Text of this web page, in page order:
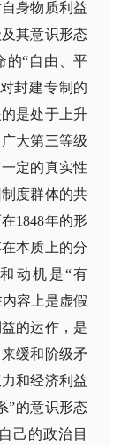
身物质利益
其意识形态
的“自由、平
封建专制的
是处于上升
大第三等级
定的真实性
度群体的共
1848年的形
本质上的分
动机是“有
容上是虚假
的运作，是
缓和阶级矛
和经济利益
”的意识形态
己的政治目